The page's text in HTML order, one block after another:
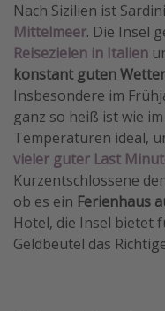
Nach Sizilien ist
Mittelmeer. Die Insel
Reisezielen in Italien
konstant guten
Insbesondere im
ganz so heiß ist wie
Temperaturen ideal,
vieler guter Last
Kurzentschlossene
ob es ein Ferienhaus
Hotel, die Insel bietet
Geldbeutel das